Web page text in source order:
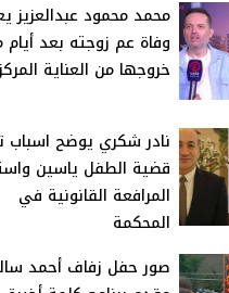
محمد محمود عبدالعزيز
وفاة عم زوجته بعد
خروجها من العناية
نادر شكري يوضح اسباب
قضية الطفل ياسين
المرافعة القانونية في
المحكمة
صور حفل زفاف أحمد